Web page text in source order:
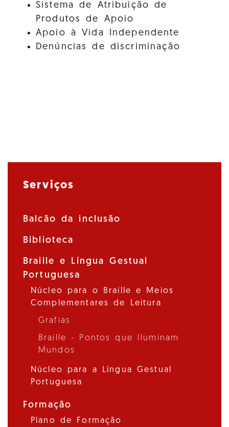
Serviços
Balcão da inclusão
Biblioteca
Braille e Língua Gestual
Portuguesa
Núcleo para o Braille e Meios
Complementares de Leitura
Grafias
Braille - Pontos que Iluminam
Mundos
Núcleo para a Língua Gestual
Portuguesa
Formação
Plano de Formação
Sistema de Atribuição de
Produtos de Apoio
Apoio à Vida Independente
Denúncias de discriminação